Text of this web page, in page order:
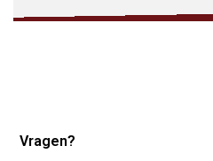
Vragen?